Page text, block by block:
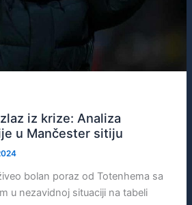
iz krize: Analiza
u Mančester sitiju
bolan poraz od Totenhema sa
u nezavidnoj situaciji na tabeli